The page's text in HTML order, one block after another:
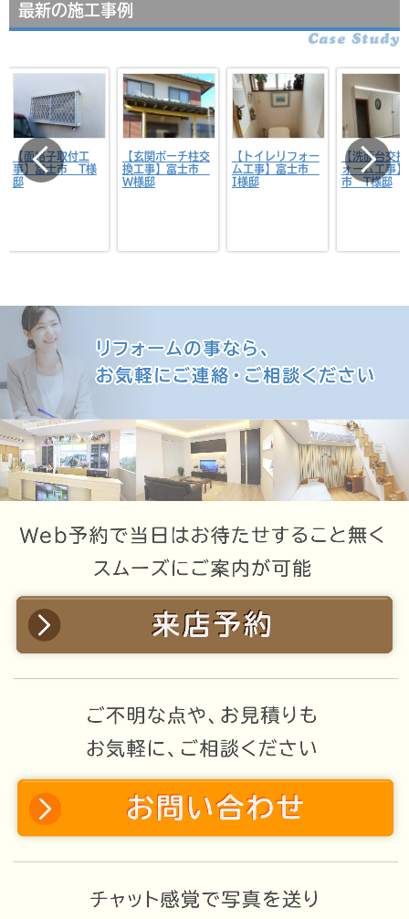
最新の施工事例
Case Study
【玄関ポーチ柱交
換工事】富士市
W様邸
【トイレリフォー
ム工事】富士市
I様邸
【洗面台交換リフ
ォーム工事】富士
市 T様邸
【和室壁リ
ム工事】富
O様邸【内装